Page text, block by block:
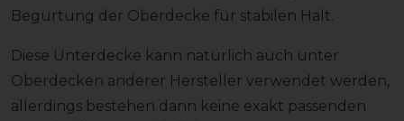
Begurtung der Oberdecke für stabilen Halt.
Diese Unterdecke kann natürlich auch unter
Oberdecken anderer Hersteller verwendet werden,
allerdings bestehen dann keine exakt passenden